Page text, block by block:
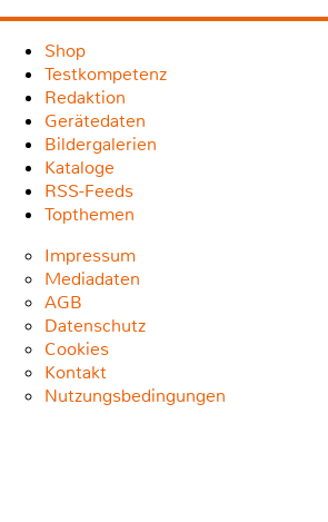
Shop
Testkompetenz
Redaktion
Gerätedaten
Bildergalerien
Kataloge
RSS-Feeds
Topthemen
Impressum
Mediadaten
AGB
Datenschutz
Cookies
Kontakt
Nutzungsbedingungen